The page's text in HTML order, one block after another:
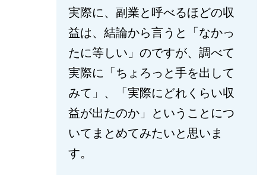
実際に、副業と呼べるほどの収
益は、結論から言うと「なかっ
たに等しい」のですが、調べて
実際に「ちょろっと手を出して
みて」、「実際にどれくらい収
益が出たのか」ということにつ
いてまとめてみたいと思いま
す。